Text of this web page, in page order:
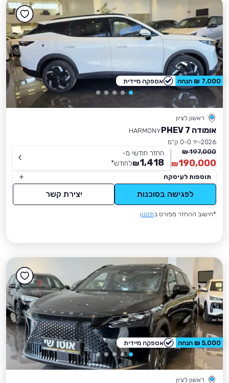
ראשון לציון
אומודה 7 PHEV
HARMONY
2026 יד 0
0 ק״מ
197,000 ₪
190,000
₪
החזר חודשי מ-
1,418
₪לחודש*
תוספות לעיסקה
לפגישה בסוכנות יצירת קשר
*חישוב ההחזר מפורט בתקנון
7,000 ₪ הנחה אספקה מיידית
ראשון לציון
5,000 ₪ הנחה אספקה מיידית